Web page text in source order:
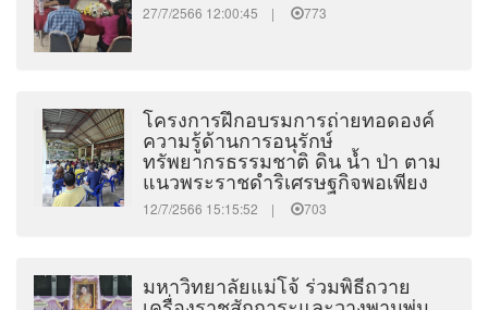
27/7/2566 12:00:45 | 773
โครงการฝึกอบรมการถ่ายทอดองค์
ความรู้ด้านการอนุรักษ์
ทรัพยากรธรรมชาติ ดิน น้ำ ป่า ตาม
แนวพระราชดำริเศรษฐกิจพอเพียง
12/7/2566 15:15:52 | 703
มหาวิทยาลัยแม่โจ้ ร่วมพิธีถวาย